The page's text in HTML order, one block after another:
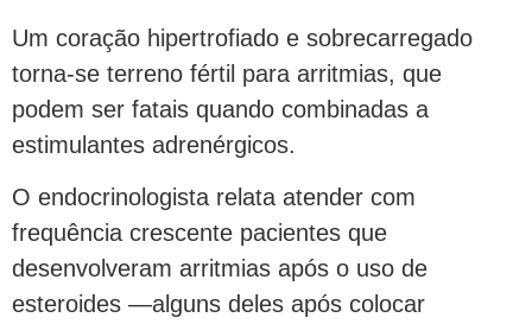
Um coração hipertrofiado e sobrecarregado
torna-se terreno fértil para arritmias, que
podem ser fatais quando combinadas a
estimulantes adrenérgicos.
O endocrinologista relata atender com
frequência crescente pacientes que
desenvolveram arritmias após o uso de
esteroides —alguns deles após colocar